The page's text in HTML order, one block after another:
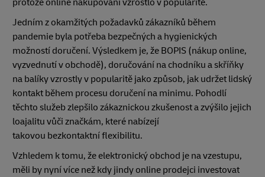
protože online nakupování vzrostlo v popularitě.
Jedním z okamžitých požadavků zákazníků během
pandemie byla potřeba bezpečných a hygienických
možností doručení. Výsledkem je, že BOPIS (nákup online,
vyzvednutí v obchodě), doručování na chodníku a skříňky
na balíky vzrostly v popularitě jako způsob, jak udržet lidský
kontakt během procesu doručení na minimu. Pohodlí
těchto služeb zlepšilo zákaznickou zkušenost a zvýšilo jejich
loajalitu vůči značkám, které nabízejí
takovou bezkontaktní flexibilitu.
Vzhledem k tomu, že elektronický obchod je na vzestupu,
měli by nyní více než kdy jindy online prodejci investovat